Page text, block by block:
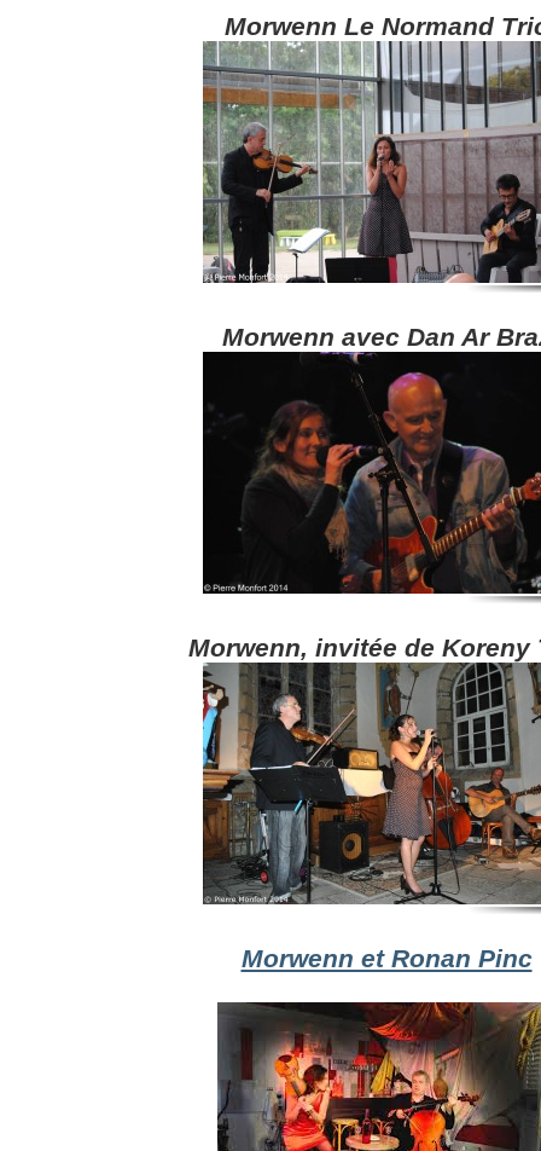
Morwenn Le Normand
Morwenn avec Dan Ar
Morwenn, invitée de Koreny
Morwenn et Ronan Pinc